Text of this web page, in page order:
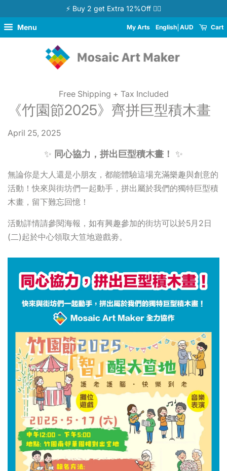
⚡ Buy 2 get Extra 12%Off 👉🏻
Menu My Arts English AUD Cart
Free Shipping + Tax Included
《竹園節2025》齊拼巨型積木畫
April 25, 2025
✨ 同心協力，拼出巨型積木畫！ ✨
無論你是大人還是小朋友，都能體驗這場充滿樂趣與創意的
活動！快來與街坊們一起動手，拼出屬於我們的獨特巨型積
木畫，留下難忘回憶！
活動詳情請參閱海報，如有興趣參加的街坊可以於5月2日
(二)起於中心領取大笪地遊戲劵。